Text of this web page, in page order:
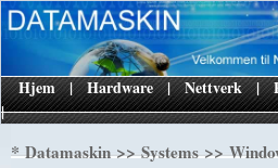
|
Hjem | Hardware | Nettverk |
*Datamaskin>>Systems>>